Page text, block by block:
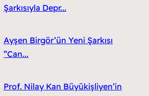
Şarkısıyla Depr...
Ayşen Birgör’ün Yeni Şarkısı
”Can...
Prof. Nilay Kan Büyükişliyen’in